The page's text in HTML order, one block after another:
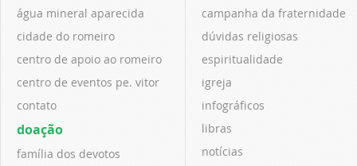
água mineral aparecida
cidade do romeiro
centro de apoio ao romeiro
centro de eventos pe. vitor
contato
doação
família dos devotos
campanha da fraternidade
dúvidas religiosas
espiritualidade
igreja
infográficos
libras
notícias